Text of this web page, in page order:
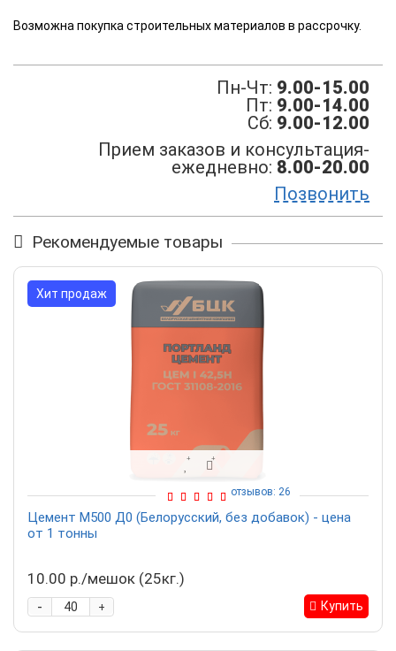
Возможна покупка строительных материалов в рассрочку.
Пн-Чт: 9.00-15.00
Пт: 9.00-14.00
Сб: 9.00-12.00
Прием заказов и консультация-
ежедневно: 8.00-20.00
Позвонить
Рекомендуемые товары
Хит продаж
Цемент М500 Д0 (Белорусский, без добавок) - цена
от 1 тонны
отзывов: 26
10.00 р./мешок (25кг.)
+
- Купить